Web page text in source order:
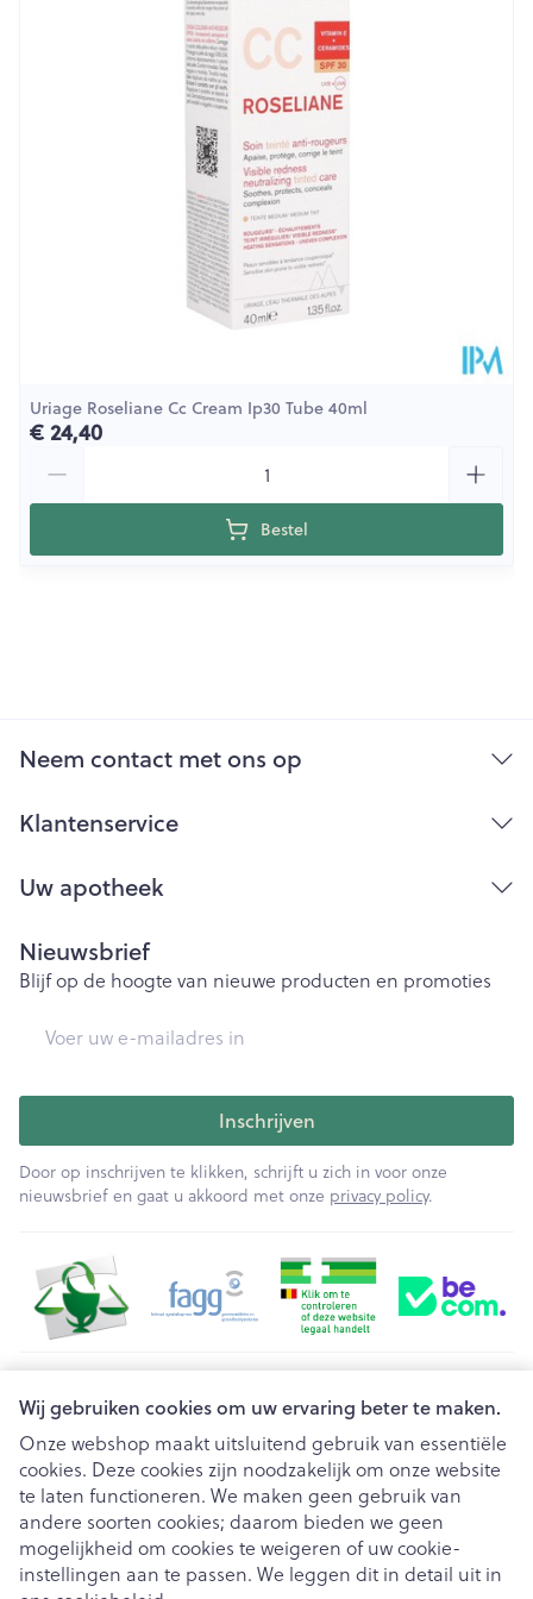
Wij gebruiken cookies om uw ervaring beter te maken.
Onze webshop maakt uitsluitend gebruik van essentiële
cookies. Deze cookies zijn noodzakelijk om onze website
te laten functioneren. We maken geen gebruik van
andere soorten cookies; daarom bieden we geen
mogelijkheid om cookies te weigeren of uw cookie-
instellingen aan te passen. We leggen dit in detail uit in
Uriage Roseliane Cc Cream Ip30 Tube 40ml
€ 24,40
Bestel
Neem contact met ons op
Klantenservice
Uw apotheek
Nieuwsbrief
Blijf op de hoogte van nieuwe producten en promoties
Inschrijven
Door op inschrijven te klikken, schrijft u zich in voor onze
nieuwsbrief en gaat u akkoord met onze privacy policy.
Juridische links